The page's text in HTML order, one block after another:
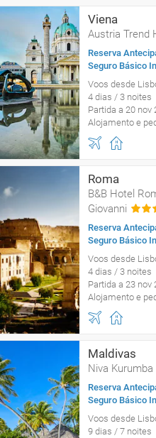
Viena
Austria Trend
Reserva
Seguro Básico
Voos desde
4 dias / 3 noites
Partida a 20 nov
Alojamento e
Roma
B&B Hotel
Giovanni
Reserva
Seguro Básico
Voos desde
4 dias / 3 noites
Partida a 23 nov
Alojamento e
Maldivas
Niva
Reserva
Seguro Básico
Voos desde
9 dias / 7 noites